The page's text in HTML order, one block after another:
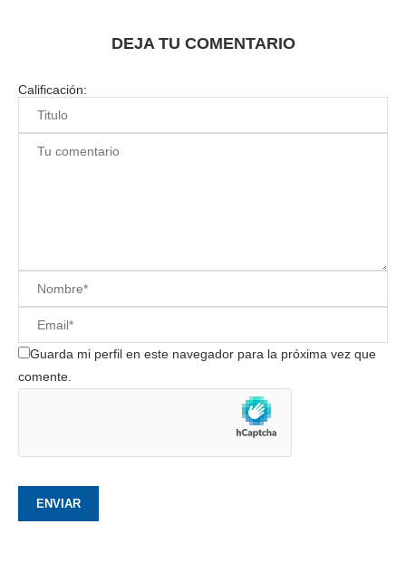
DEJA TU COMENTARIO
Calificación:
Guarda mi perfil en este navegador para la próxima vez que
comente.